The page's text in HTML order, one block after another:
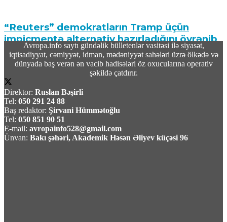
“Reuters” demokratların Tramp üçün
impiçmentə alternativ hazırladığını öyrənib
09 Avqust 2026 / 10:19
TASS: Ukrayna Silahlı Qüvvələri üçün yerüstü
robot sistemləri Xarkov universitetində
Avropa.info saytı gündəlik bülletenlər vasitəsi ilə siyasət,
iqtisadiyyat, cəmiyyət, idman, mədəniyyət sahələri üzrə ölkədə və
dünyada baş verən ən vacib hadisələri öz oxucularına operativ
şəkildə çatdırır.
Direktor: Ruslan Bəşirli
Tel: 050 291 24 88
Baş redaktor: Şirvani Hümmətoğlu
Tel: 050 851 90 51
E-mail: avropainfo528@gmail.com
Ünvan: Bakı şəhəri, Akademik Həsən Əliyev küçəsi 96